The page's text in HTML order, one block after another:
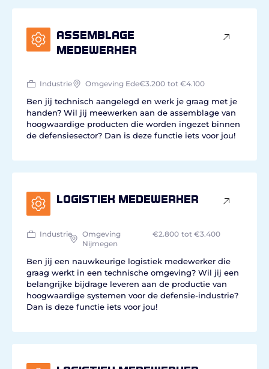
Assemblage
medewerker
Industrie Omgeving Ede€3.200 tot €4.100
Ben jij technisch aangelegd en werk je graag met je
handen? Wil jij meewerken aan de assemblage van
hoogwaardige producten die worden ingezet binnen
de defensiesector? Dan is deze functie iets voor jou!
Logistiek medewerker
Industrie
Omgeving
Nijmegen
€2.800 tot €3.400
Ben jij een nauwkeurige logistiek medewerker die
graag werkt in een technische omgeving? Wil jij een
belangrijke bijdrage leveren aan de productie van
hoogwaardige systemen voor de defensie-industrie?
Dan is deze functie iets voor jou!